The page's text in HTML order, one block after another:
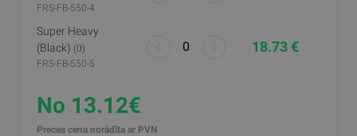
FRS-FB-550-4
Super Heavy
(black) (0)
FRS-FB-550-5
18.73 €
No 13.12€
Preces cena norādīta ar PVN